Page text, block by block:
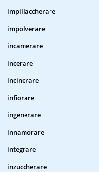
impillaccherare
impolverare
incamerare
incerare
incinerare
infiorare
ingenerare
innamorare
integrare
inzuccherare